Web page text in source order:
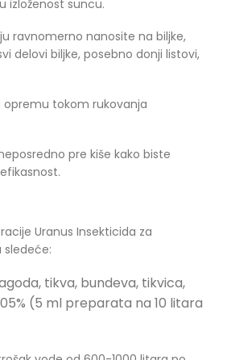
izloženost suncu.
ravnomerno nanosite na biljke,
delovi biljke, posebno donji listovi,
opremu tokom rukovanja
pre kiše kako biste
Uranus Insekticida za
sledeće:
tikva, bundeva, tikvica,
(5 ml preparata na 10 litara